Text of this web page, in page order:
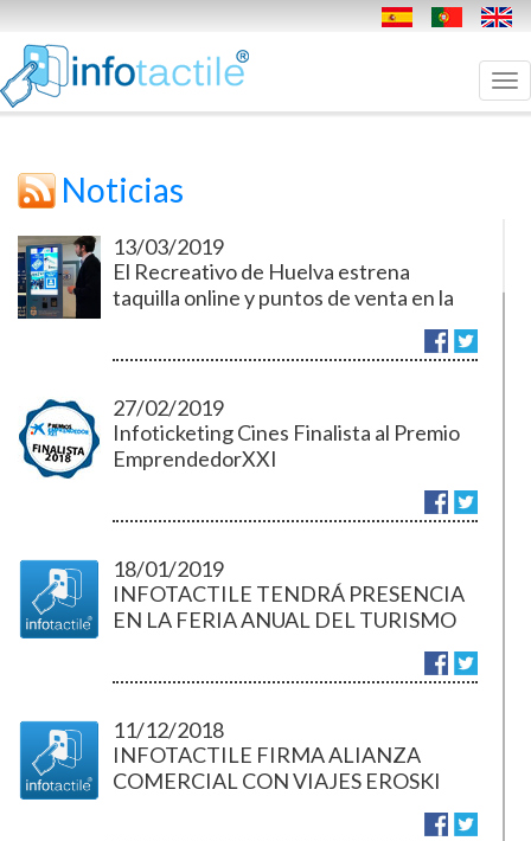
Noticias
13/03/2019
El Recreativo de Huelva estrena
taquilla online y puntos de venta en la
27/02/2019
Infoticketing Cines Finalista al Premio
EmprendedorXXI
18/01/2019
INFOTACTILE TENDRÁ PRESENCIA
EN LA FERIA ANUAL DEL TURISMO
11/12/2018
INFOTACTILE FIRMA ALIANZA
COMERCIAL CON VIAJES EROSKI